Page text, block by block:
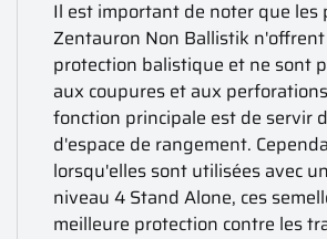
Il est important de noter que les
Zentauron Non Ballistik
protection balistique et ne sont
aux coupures et aux
fonction principale est de servir
d'espace de rangement.
lorsqu'elles sont utilisées avec
niveau 4 Stand Alone, ces
meilleure protection contre les